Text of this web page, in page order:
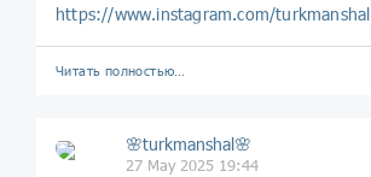
https://www.instagram.com/turkmanshal
Читать полностью…
🌸turkmanshal🌸
27 May 2025 19:44